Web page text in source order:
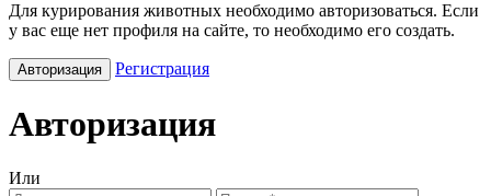
Для курирования животных необходимо авторизоваться. Если
у вас еще нет профиля на сайте, то необходимо его создать.
Авторизация Регистрация
Авторизация
Или